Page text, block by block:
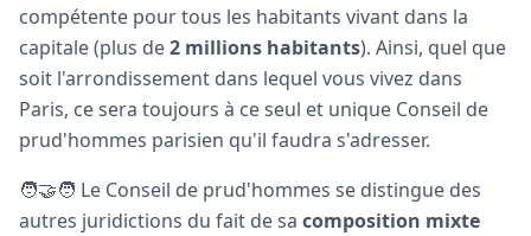
compétente pour tous les habitants vivant dans la
capitale (plus de2 millions habitants). Ainsi, quel que
soit l'arrondissement dans lequel vous vivez dans
Paris, ce sera toujours à ce seul et unique Conseil de
prud'hommes parisien qu'il faudra s'adresser.
🧑‍🤝‍🧑 Le Conseil de prud'hommes se distingue des
autres juridictions du fait de sa composition mixte